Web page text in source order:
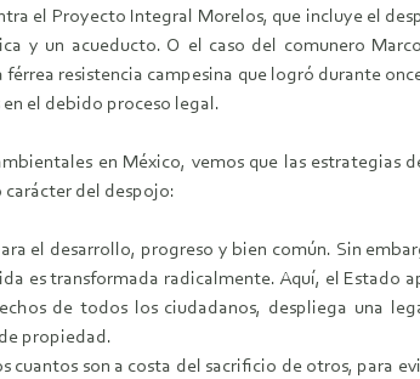
el Proyecto Integral Morelos, que incluye el
y un acueducto. O el caso del comunero
férrea resistencia campesina que logró durante
el debido proceso legal.
en México, vemos que las
carácter del despojo:
el desarrollo, progreso y bien común. Sin
es transformada radicalmente. Aquí, el
de todos los ciudadanos, despliega una
propiedad.
cuantos son a costa del sacrificio de otros, para